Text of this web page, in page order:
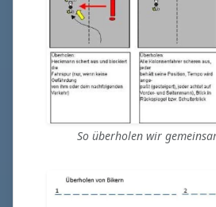
So überholen wir